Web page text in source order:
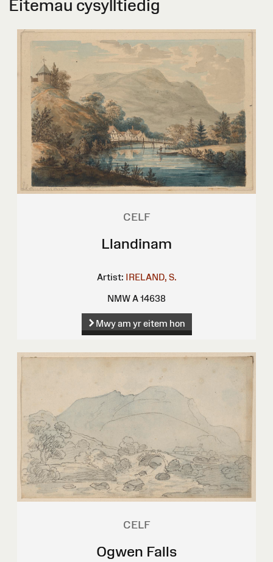
Eitemau cysylltiedig
CELF
Llandinam
Artist: IRELAND, S.
NMW A 14638
Mwy am yr eitem hon
CELF
Ogwen Falls